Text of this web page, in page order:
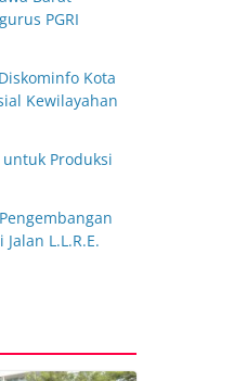
PGRI
Kota
Kewilayahan
untuk Produksi
L.L.R.E.